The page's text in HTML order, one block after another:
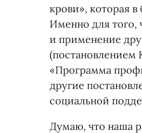
крови», которая
Именно для того,
и применение
(постановлением
«Программа
другие
социальной
Думаю, что наша